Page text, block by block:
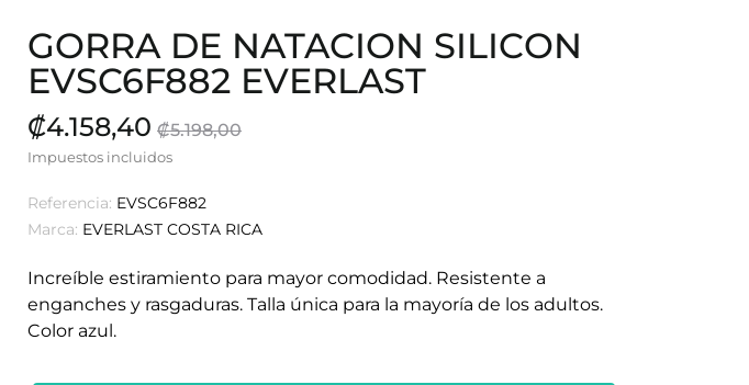
GORRA DE NATACION SILICON
EVSC6F882 EVERLAST
₡4.158,40 ₡5.198,00
Impuestos incluidos
Referencia: EVSC6F882
Marca: EVERLAST COSTA RICA
Increíble estiramiento para mayor comodidad. Resistente a
enganches y rasgaduras. Talla única para la mayoría de los adultos.
Color azul.